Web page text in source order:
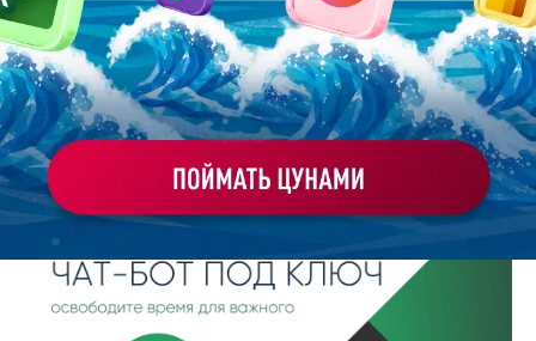
Работа
студента
ХОЧУ ЗАКАЗАТЬ ТАКУЮ ПРЕЗЕНТАЦИЮ